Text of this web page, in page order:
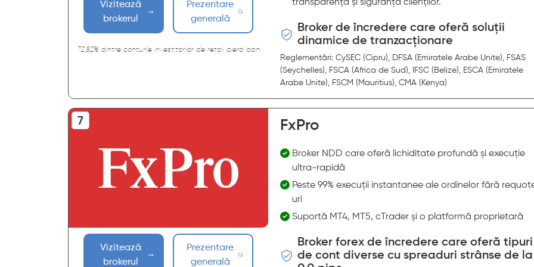
Vizitează
brokerul
Prezentare
generală
72,82% dintre conturile investitorilor de retail pierd bani
transparență și siguranța clienților.
Broker de încredere care oferă soluții
dinamice de tranzacționare
Reglementări: CySEC (Cipru), DFSA (Emiratele Arabe Unite), FSAS
(Seychelles), FSCA (Africa de Sud), IFSC (Belize), ESCA (Emiratele
Arabe Unite), FSCM (Mauritius), CMA (Kenya)
Vizitează
brokerul
Prezentare
generală
FxPro
Broker NDD care oferă lichiditate profundă și execuție
ultra-rapidă
Peste 99% execuții instantanee ale ordinelor fără
uri
Suportă MT4, MT5, cTrader și o platformă proprietară
Broker forex de încredere care oferă tipuri
de cont diverse cu spreaduri strânse de la